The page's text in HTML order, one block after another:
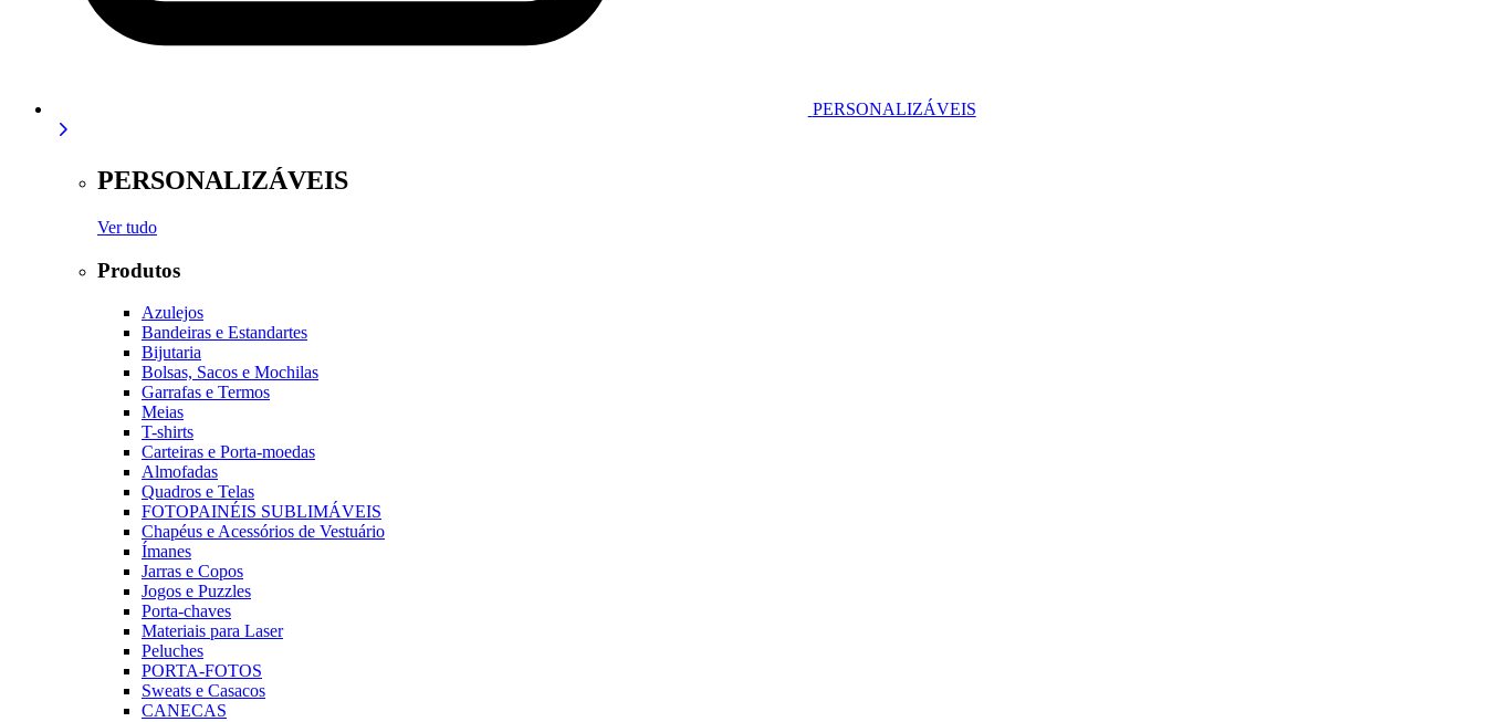
PERSONALIZÁVEIS
PERSONALIZÁVEIS
Ver tudo
Produtos
Azulejos
Bandeiras e Estandartes
Bijutaria
Bolsas, Sacos e Mochilas
Garrafas e Termos
Meias
T-shirts
Carteiras e Porta-moedas
Almofadas
Quadros e Telas
FOTOPAINÉIS SUBLIMÁVEIS
Chapéus e Acessórios de Vestuário
Ímanes
Jarras e Copos
Jogos e Puzzles
Porta-chaves
Materiais para Laser
Peluches
PORTA-FOTOS
Sweats e Casacos
CANECAS